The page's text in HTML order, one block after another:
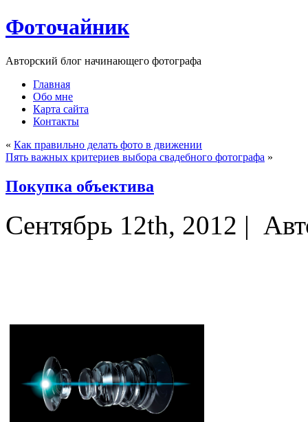
Фоточайник
Авторский блог начинающего фотографа
Главная
Обо мне
Карта сайта
Контакты
« Как правильно делать фото в движении
Пять важных критериев выбора свадебного фотографа »
Покупка объектива
Сентябрь 12th, 2012 |